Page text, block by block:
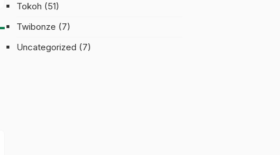
Tokoh (51)
Twibonze (7)
Uncategorized (7)